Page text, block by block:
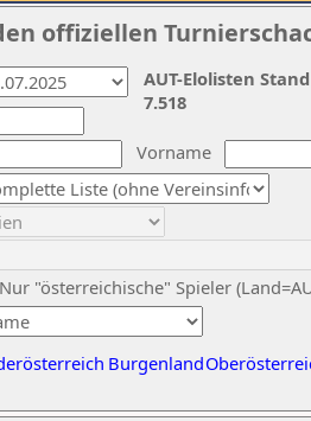
offiziellen
Vorname
Nur "österreichische" Spieler
Burgenland
AUT-Elolisten
7.518